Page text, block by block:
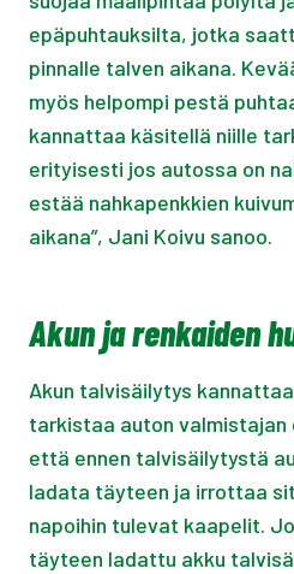
epäpuhtauksilta, jotka
pinnalle talven aikana.
myös helpompi pestä
kannattaa käsitellä niille
erityisesti jos autossa on
estää nahkapenkkien
aikana”, Jani Koivu sanoo.
Akun ja renkaiden
Akun talvisäilytys
tarkistaa auton valmistajan
että ennen talvisäilytystä
ladata täyteen ja irrottaa
napoihin tulevat kaapelit.
täyteen ladattu akku